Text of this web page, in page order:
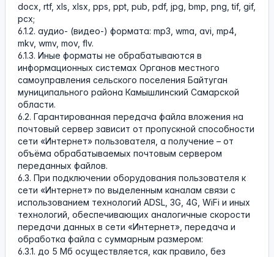
docx, rtf, xls, xlsx, pps, ppt, pub, pdf, jpg, bmp, png, tif, gif,
pcx;
6.1.2. аудио- (видео-) формата: mp3, wma, avi, mp4,
mkv, wmv, mov, flv.
6.1.3. Иные форматы не обрабатываются в
информационных системах Органов местного
самоуправления сельского поселения Байтуган
муниципального района Камышлинский Самарской
области.
6.2. Гарантированная передача файла вложения на
почтовый сервер зависит от пропускной способности
сети «Интернет» пользователя, а получение – от
объёма обрабатываемых почтовым сервером
переданных файлов.
6.3. При подключении оборудования пользователя к
сети «Интернет» по выделенным каналам связи с
использованием технологий ADSL, 3G, 4G, WiFi и иных
технологий, обеспечивающих аналогичные скорости
передачи данных в сети «Интернет», передача и
обработка файла с суммарным размером:
6.3.1. до 5 Мб осуществляется, как правило, без